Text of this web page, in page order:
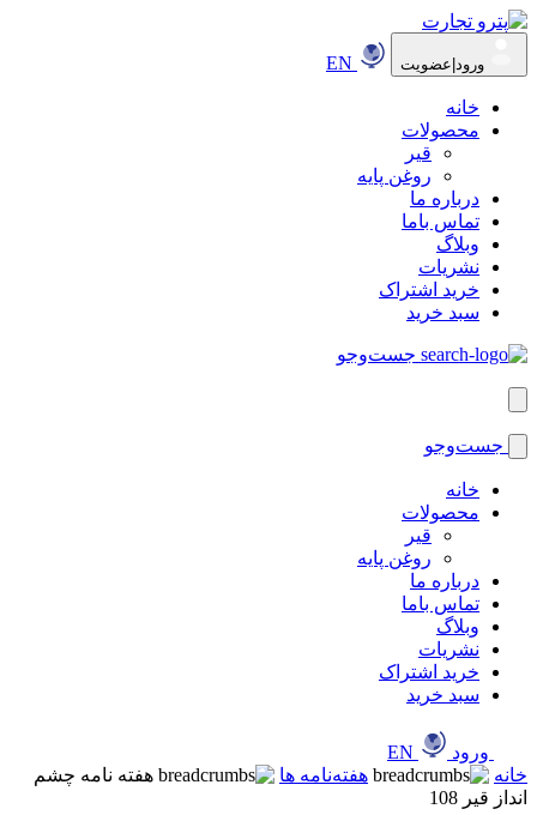
ورود|عضویت
خانه
محصولات
قیر
روغن پایه
درباره ما
تماس باما
وبلاگ
نشریات
خرید اشتراک
سبد خرید
جست‌وجو
جست‌وجو
خانه
محصولات
قیر
روغن پایه
درباره ما
تماس باما
وبلاگ
نشریات
خرید اشتراک
سبد خرید
ورود
خانه
هفته‌نامه ها
هفته نامه چشم
انداز قیر 108